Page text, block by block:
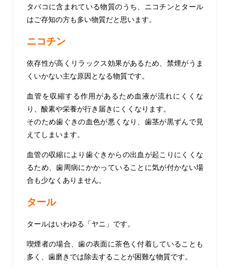
タバコに含まれている物質のうち、ニコチンとタール
はご存知の方も多い物質だと思います。
ニコチン
依存性が高くリラックス効果があるため、禁煙がうま
くいかない主な原因となる物質です。
血管を収縮する作用があるため血液が流れにくくな
り、酸素や栄養が行き届きにくくなります。
そのため歯ぐきの血色が悪くなり、歯茎が黒ずんで見
えてしまいます。
血管の収縮により歯ぐきからの出血が起こりにくくな
るため、歯周病にかかっていることに気が付かない場
合も少なくありません。
タール
タールはいわゆる「ヤニ」です。
喫煙者の場合、歯の表面に茶色く付着していることも
多く、歯磨きでは除去することが困難な物質です。